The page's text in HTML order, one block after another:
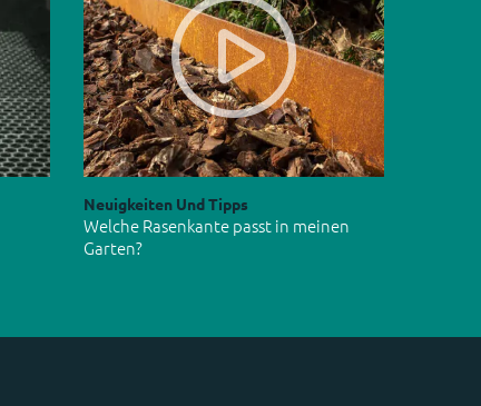
Neuigkeiten Und Tipps
Welche Rasenkante passt in meinen
Garten?